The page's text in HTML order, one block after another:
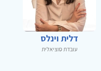
דלית וינלס
עובדת סוציאלית